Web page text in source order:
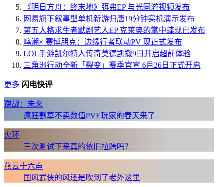
《明日方舟：终末地》弭弗EP 与光同游视频发布
网易旗下叙事型单机新游归唐19分钟实机演示发布
第五人格求生者默剧艺人EP 克莱奥的掌中蝶现已发布
鸣潮× 赛博朋克：边缘行者联动PV 现正式发布
LOL手游凯尔特人传奇莫德凯撒9日开启超前体验
三角洲行动全新「裂变」赛季官宣 6月26日正式开启
更多 闪电快评
逆战：未来
疯狂割草不卖数值PVE玩家的春天来了
火环
三次测试下来真的依旧拉跨吗？
燕云十六声
国风武侠的风还是吹到了老外这里